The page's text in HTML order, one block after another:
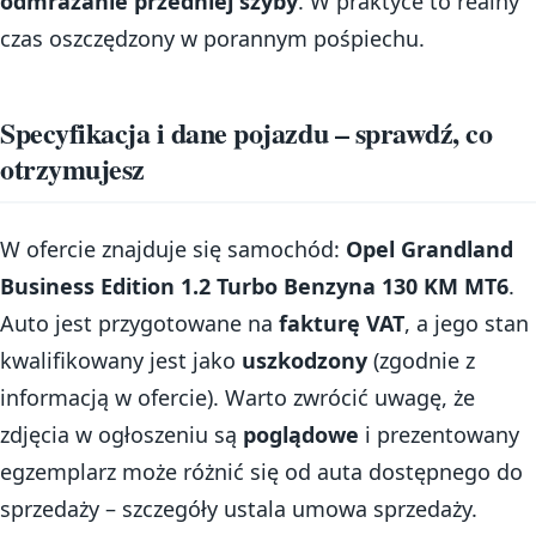
czas oszczędzony w porannym pośpiechu.
Specyfikacja i dane pojazdu – sprawdź, co
otrzymujesz
W ofercie znajduje się samochód: Opel Grandland
Business Edition 1.2 Turbo Benzyna 130 KM MT6.
Auto jest przygotowane na fakturę VAT, a jego stan
kwalifikowany jest jako uszkodzony (zgodnie z
informacją w ofercie). Warto zwrócić uwagę, że
zdjęcia w ogłoszeniu są poglądowe i prezentowany
egzemplarz może różnić się od auta dostępnego do
sprzedaży – szczegóły ustala umowa sprzedaży.